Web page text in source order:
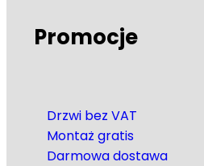
Promocje
Drzwi bez VAT
Montaż gratis
Darmowa dostawa